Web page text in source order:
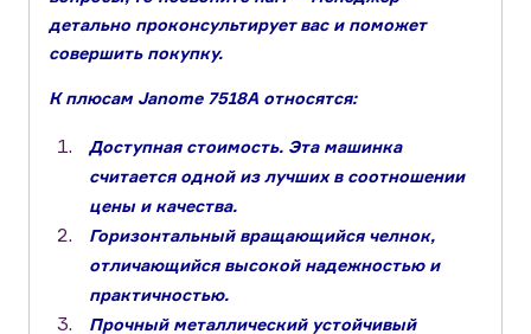
детально проконсультирует вас и поможет
совершить покупку.
К плюсам Janome 7518A относятся:
Доступная стоимость. Эта машинка
считается одной из лучших в соотношении
цены и качества.
Горизонтальный вращающийся челнок,
отличающийся высокой надежностью и
практичностью.
Прочный металлический устойчивый